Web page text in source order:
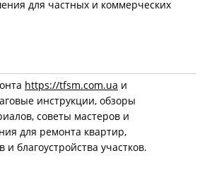
для частных и коммерческих
https://tfsm.com.ua и
инструкции, обзоры
советы мастеров и
для ремонта квартир,
и благоустройства участков.